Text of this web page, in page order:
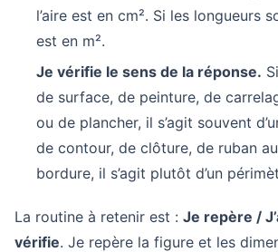
l’aire est en cm². Si les longueurs
est en m².
Je vérifie le sens de la réponse.
de surface, de peinture, de
ou de plancher, il s’agit souvent
de contour, de clôture, de ruban
bordure, il s’agit plutôt d’un
La routine à retenir est : Je repère /
vérifie. Je repère la figure et les